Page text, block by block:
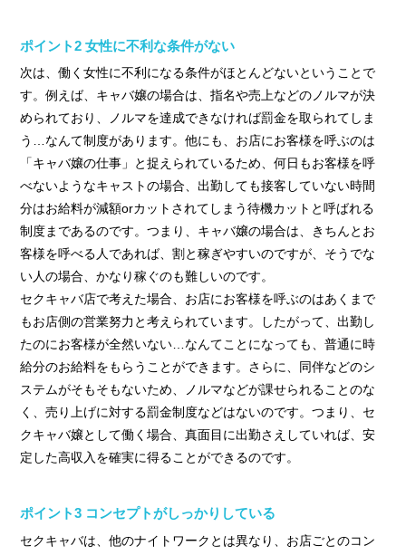
ポイント2 女性に不利な条件がない
次は、働く女性に不利になる条件がほとんどないということで
す。例えば、キャバ嬢の場合は、指名や売上などのノルマが決
められており、ノルマを達成できなければ罰金を取られてしま
う…なんて制度があります。他にも、お店にお客様を呼ぶのは
「キャバ嬢の仕事」と捉えられているため、何日もお客様を呼
べないようなキャストの場合、出勤しても接客していない時間
分はお給料が減額orカットされてしまう待機カットと呼ばれる
制度まであるのです。つまり、キャバ嬢の場合は、きちんとお
客様を呼べる人であれば、割と稼ぎやすいのですが、そうでな
い人の場合、かなり稼ぐのも難しいのです。
セクキャバ店で考えた場合、お店にお客様を呼ぶのはあくまで
もお店側の営業努力と考えられています。したがって、出勤し
たのにお客様が全然いない…なんてことになっても、普通に時
給分のお給料をもらうことができます。さらに、同伴などのシ
ステムがそもそもないため、ノルマなどが課せられることのな
く、売り上げに対する罰金制度などはないのです。つまり、セ
クキャバ嬢として働く場合、真面目に出勤さえしていれば、安
定した高収入を確実に得ることができるのです。
ポイント3 コンセプトがしっかりしている
セクキャバは、他のナイトワークとは異なり、お店ごとのコン